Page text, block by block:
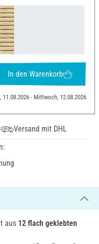
In den Warenkorb
11.08.2026 - Mittwoch, 12.08.2026
Versand mit DHL
aus 12 flach geklebten